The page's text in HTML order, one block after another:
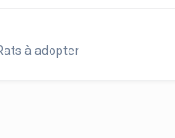
à adopter